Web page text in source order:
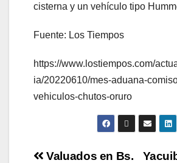
cisterna y un vehículo tipo
Fuente: Los Tiempos
https://www.lostiempos.com/
ia/20220610/mes-aduana-
vehiculos-chutos-oruro
Valuados en Bs.